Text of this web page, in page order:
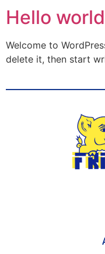
Hello
Welcome to
delete it, then start